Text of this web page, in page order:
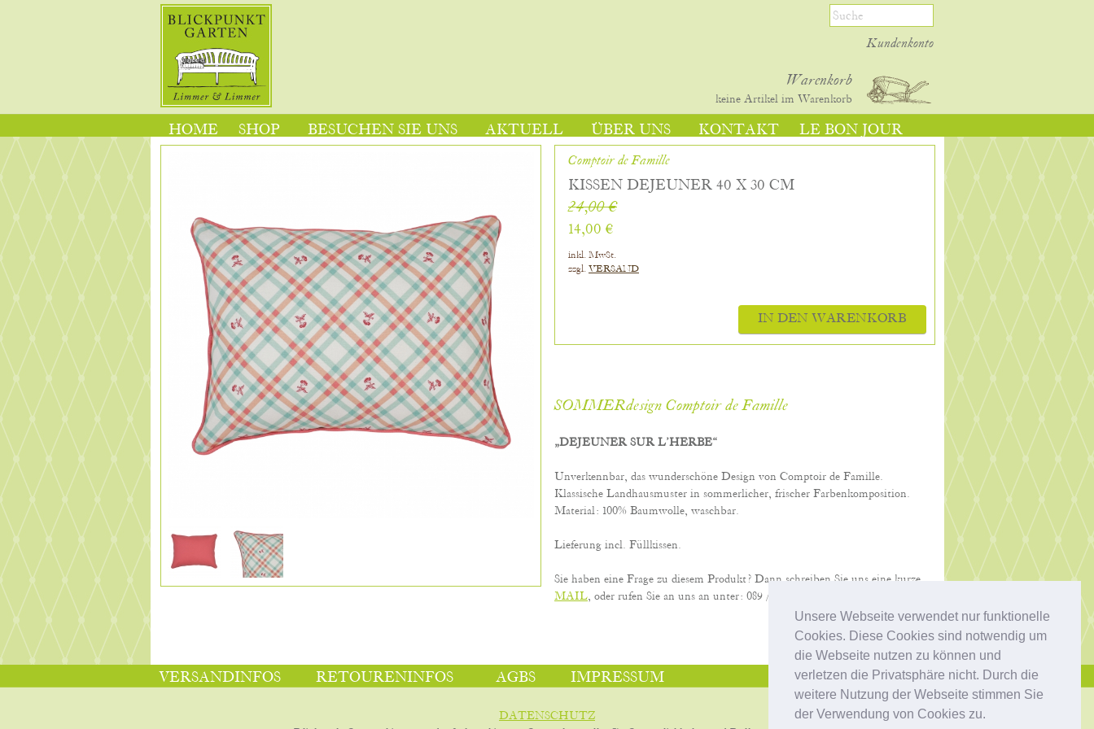
Unsere Webseite verwendet nur funktionelle
Cookies. Diese Cookies sind notwendig um
die Webseite nutzen zu können und
verletzen die Privatsphäre nicht. Durch die
weitere Nutzung der Webseite stimmen Sie
der Verwendung von Cookies zu.
Kundenkonto
Warenkorb
keine Artikel im Warenkorb
HOME SHOP BESUCHEN SIE UNS AKTUELL ÜBER UNS KONTAKT LE BON JOUR
Comptoir de Famille
KISSEN DEJEUNER 40 X 30 CM
24,00 €
14,00 €
inkl. MwSt.
zzgl. VERSAND
IN DEN WARENKORB
SOMMERdesign Comptoir de Famille
„DEJEUNER SUR L’HERBE“
Unverkennbar, das wunderschöne Design von Comptoir de Famille.
Klassische Landhausmuster in sommerlicher, frischer Farbenkomposition.
Material: 100% Baumwolle, waschbar.
Lieferung incl. Füllkissen.
Sie haben eine Frage zu diesem Produkt? Dann schreiben Sie uns eine kurze
MAIL, oder rufen Sie an uns an unter: 089 / 68 72 32. Wir beraten Sie gerne!
VERSANDINFOS RETOURENINFOS AGBS IMPRESSUM
DATENSCHUTZ